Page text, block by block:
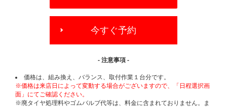
OPTIONS
今すぐ予約
- 注意事項 -
価格は、組み換え、バランス、取付作業１台分です。
※価格は来店日によって変動する場合がございますので、「日程選択画
面」にてご確認ください。
※廃タイヤ処理料やゴムバルブ代等は、料金に含まれておりません。ま